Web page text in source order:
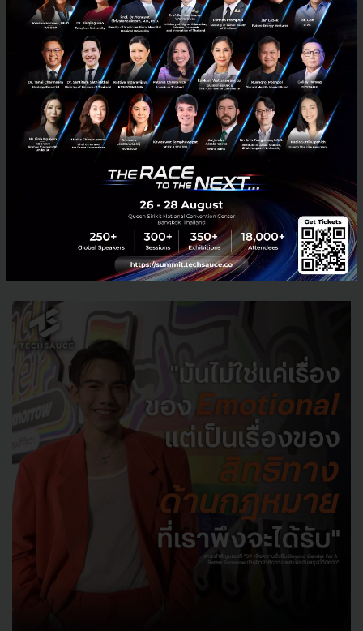
เราไม่อยากเห็นว่าเป็นแค่เทรนด์ หรือ
เทศกาล แต่อยากให้เห็นความต่อเนื่อง
และเกิดการทำอย่างจริงจัง